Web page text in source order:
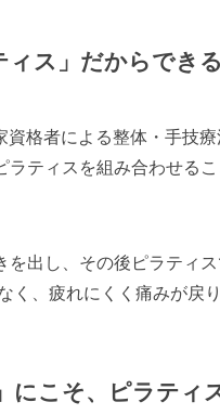
ス」だからでき
格者による整体・手技
ティスを組み合わせる
出し、その後ピラティ
く、疲れにくく痛みが戻
にこそ、ピラティ